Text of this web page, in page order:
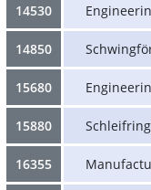
14530
14850
15680
15880
16355